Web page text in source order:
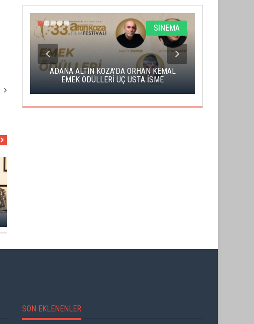
SİNEMA
ADANA ALTIN KOZA'DA ORHAN KEMAL
EMEK ÖDÜLLERİ ÜÇ USTA İSME
SON EKLENENLER